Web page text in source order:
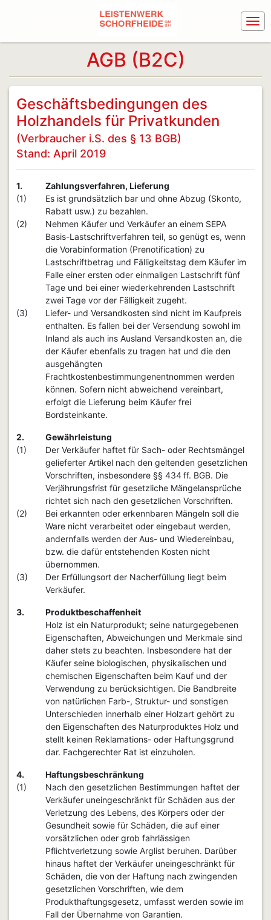
AGB (B2C)
Geschäftsbedingungen des
Holzhandels für Privatkunden
(Verbraucher i.S. des § 13 BGB)
Stand: April 2019
1.
Zahlungsverfahren, Lieferung
(1)
Es ist grundsätzlich bar und ohne Abzug (Skonto,
Rabatt usw.) zu bezahlen.
(2)
Nehmen Käufer und Verkäufer an einem SEPA
Basis-Lastschriftverfahren teil, so genügt es, wenn
die Vorabinformation (Prenotification) zu
Lastschriftbetrag und Fälligkeitstag dem Käufer im
Falle einer ersten oder einmaligen Lastschrift fünf
Tage und bei einer wiederkehrenden Lastschrift
zwei Tage vor der Fälligkeit zugeht.
(3)
Liefer- und Versandkosten sind nicht im Kaufpreis
enthalten. Es fallen bei der Versendung sowohl im
Inland als auch ins Ausland Versandkosten an, die
der Käufer ebenfalls zu tragen hat und die den
ausgehängten
Frachtkostenbestimmungenentnommen werden
können. Sofern nicht abweichend vereinbart,
erfolgt die Lieferung beim Käufer frei
Bordsteinkante.
2.
Gewährleistung
(1)
Der Verkäufer haftet für Sach- oder Rechtsmängel
gelieferter Artikel nach den geltenden gesetzlichen
Vorschriften, insbesondere §§ 434 ff. BGB. Die
Verjährungsfrist für gesetzliche Mängelansprüche
richtet sich nach den gesetzlichen Vorschriften.
(2)
Bei erkannten oder erkennbaren Mängeln soll die
Ware nicht verarbeitet oder eingebaut werden,
andernfalls werden der Aus- und Wiedereinbau,
bzw. die dafür entstehenden Kosten nicht
übernommen.
(3)
Der Erfüllungsort der Nacherfüllung liegt beim
Verkäufer.
3.
Produktbeschaffenheit
Holz ist ein Naturprodukt; seine naturgegebenen
Eigenschaften, Abweichungen und Merkmale sind
daher stets zu beachten. Insbesondere hat der
Käufer seine biologischen, physikalischen und
chemischen Eigenschaften beim Kauf und der
Verwendung zu berücksichtigen. Die Bandbreite
von natürlichen Farb-, Struktur- und sonstigen
Unterschieden innerhalb einer Holzart gehört zu
den Eigenschaften des Naturproduktes Holz und
stellt keinen Reklamations- oder Haftungsgrund
dar. Fachgerechter Rat ist einzuholen.
4.
Haftungsbeschränkung
(1)
Nach den gesetzlichen Bestimmungen haftet der
Verkäufer uneingeschränkt für Schäden aus der
Verletzung des Lebens, des Körpers oder der
Gesundheit sowie für Schäden, die auf einer
vorsätzlichen oder grob fahrlässigen
Pflichtverletzung sowie Arglist beruhen. Darüber
hinaus haftet der Verkäufer uneingeschränkt für
Schäden, die von der Haftung nach zwingenden
gesetzlichen Vorschriften, wie dem
Produkthaftungsgesetz, umfasst werden sowie im
Fall der Übernahme von Garantien.